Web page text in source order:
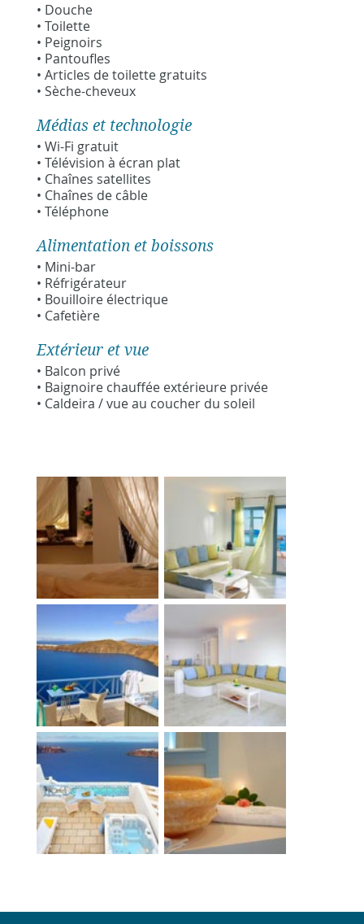
• Douche
• Toilette
• Peignoirs
• Pantoufles
• Articles de toilette gratuits
• Sèche-cheveux
Médias et technologie
• Wi-Fi gratuit
• Télévision à écran plat
• Chaînes satellites
• Chaînes de câble
• Téléphone
Alimentation et boissons
• Mini-bar
• Réfrigérateur
• Bouilloire électrique
• Cafetière
Extérieur et vue
• Balcon privé
• Baignoire chauffée extérieure privée
• Caldeira / vue au coucher du soleil